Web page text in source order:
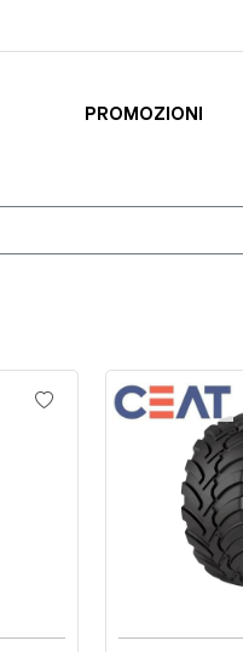
PROMOZIONI